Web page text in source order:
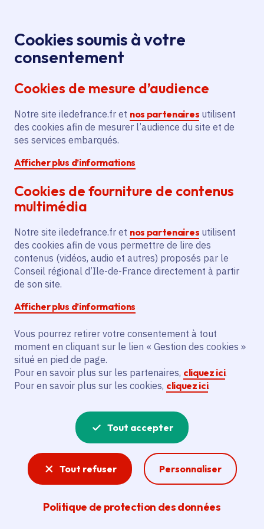
Cookies soumis à votre
consentement
Cookies de mesure d’audience
Notre site iledefrance.fr et nos partenaires utilisent
des cookies afin de mesurer l’audience du site et de
ses services embarqués.
Afficher plus d’informations
Cookies de fourniture de contenus
multimédia
Notre site iledefrance.fr et nos partenaires utilisent
des cookies afin de vous permettre de lire des
contenus (vidéos, audio et autres) proposés par le
Conseil régional d’Ile-de-France directement à partir
de son site.
Afficher plus d’informations
Vous pourrez retirer votre consentement à tout
moment en cliquant sur le lien « Gestion des cookies »
situé en pied de page.
Pour en savoir plus sur les partenaires, cliquez ici.
Pour en savoir plus sur les cookies, cliquez ici.
Tout accepter
Tout refuser Personnaliser
Politique de protection des données
Accueil Tous les services
Mondial du Cirque de Demain
Festival Mondial du Cirque de
Demain
Spectacle vivant
Communes
Paris 12e Arrondissement(75)
Voté en 2025
Description
Le projet vise à organiser le Festival
Mondial du Cirque de Demain, accueillant
24 numéros et décernant médailles. Il
inclut aussi des conférences et une
politique tarifaire pour les publics
scolaires. Les bénéficiaires principaux
sont l’Association Française du Cirque de
Demain et le Festival Mondial du Cirque de
Demain. Le festival se tient au Cirque
Phénix à Paris, rassemblant artistes,
professionnels et spectateurs.
Voir la délibération
Spectacle vivant